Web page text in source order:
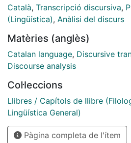
observacions addicionals per
reflex de l’entonació i dels
mesurar i representar les pauses,
Català, Transcripció discursiva,
(Lingüística), Anàlisi del discurs
Matèries (anglès)
Catalan language, Discursive
Discourse analysis
Col·leccions
Llibres / Capítols de llibre
Lingüística General)
Pàgina completa de l'ítem